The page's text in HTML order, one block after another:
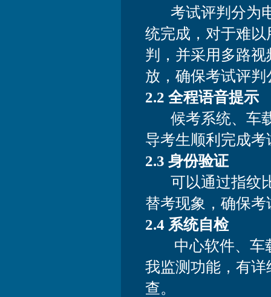
考试评判分为电
统完成，对于难
判，并采用多路
放，确保考试评判
2.2 全程语音提示
候考系统、车载
导考生顺利完成考
2.3 身份验证
可以通过指纹比
替考现象，确保
2.4 系统自检
中心软件、车载
我监测功能，有
查。